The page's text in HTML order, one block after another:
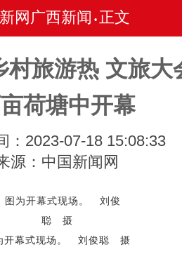
网广西新闻 • 正文
村旅游热 文旅大
荷塘中开幕
：2023-07-18 15:08:33
源：中国新闻网
开幕式现场。 刘俊聪 摄